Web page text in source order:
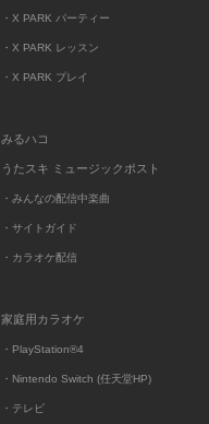
・X PARK パーティー
・X PARK レッスン
・X PARK プレイ
みるハコ
うたスキ ミュージックポスト
・みんなの配信中楽曲
・サイトガイド
・カラオケ配信
家庭用カラオケ
・PlayStation®4
・Nintendo Switch (任天堂HP)
・テレビ